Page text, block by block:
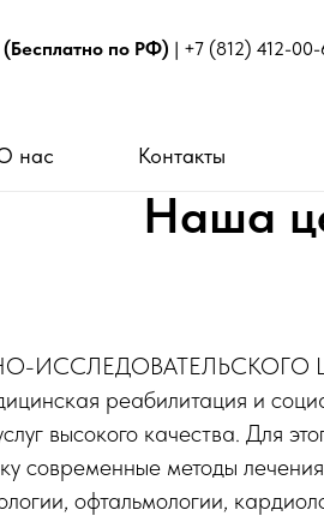
(Бесплатно по РФ) | +7 (812) 412-
нас Контакты
Наша
реабилитация и
высокого качества. Для
современные методы
офтальмологии,